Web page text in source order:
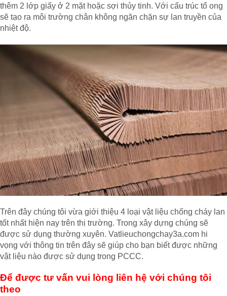
thêm 2 lớp giấy ở 2 mặt hoặc sợi thủy tinh. Với cấu trúc tổ ong
sẽ tạo ra môi trường chân không ngăn chặn sự lan truyền của
nhiệt độ.
Trên đây chúng tôi vừa giới thiệu 4 loại vật liệu chống cháy lan
tốt nhất hiện nay trên thị trường. Trong xây dựng chúng sẽ
được sử dụng thường xuyên. Vatlieuchongchay3a.com hi
vọng với thông tin trên đây sẽ giúp cho bạn biết được những
vật liệu nào được sử dụng trong PCCC.
Để được tư vấn vui lòng liên hệ với chúng tôi
theo